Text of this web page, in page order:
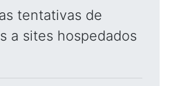
tentativas de
a sites hospedados